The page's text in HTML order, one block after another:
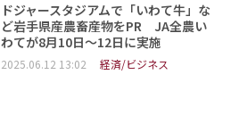
ドジャースタジアムで「いわて牛」な
ど岩手県産農畜産物をPR JA全農い
わてが8月10日～12日に実施
2025.06.12 13:02 経済/ビジネス